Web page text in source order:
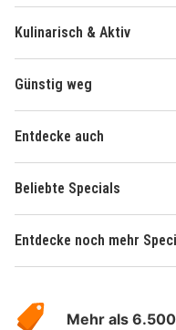
Kulinarisch & Aktiv
Günstig weg
Entdecke auch
Beliebte Specials
Entdecke noch mehr
Hotelspecials
Mehr als